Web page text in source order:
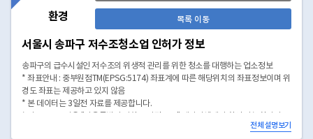
환경 목록 이동
서울시 송파구 저수조청소업 인허가 정보
송파구의 급수시설인 저수조의 위생적 관리를 위한 청소를 대행하는 업소정보
* 좌표안내 : 중부원점TM(EPSG:5174) 좌표계에 따른 해당위치의 좌표정보이며 위
경도 좌표는 제공하고 있지 않음
* 본 데이터는 3일전 자료를 제공합니다.
(https://data.seoul.go.kr/dataList/OA-22872/S/1/datasetView.do)전체 설명보기